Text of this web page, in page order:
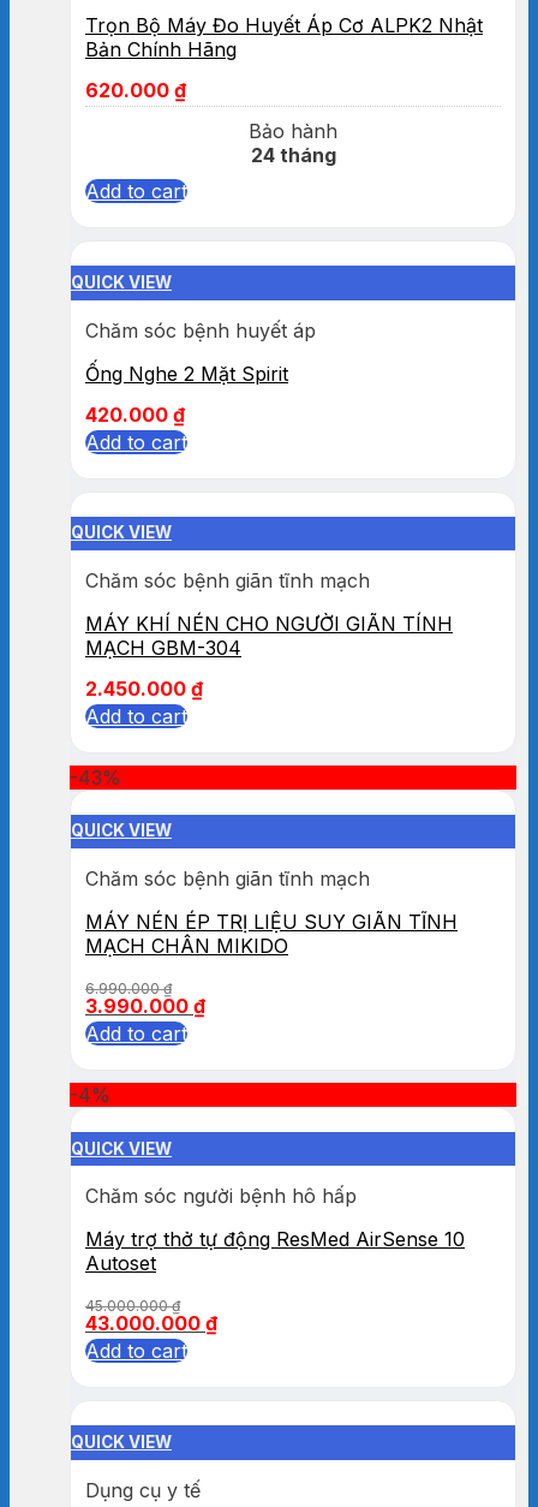
Trọn Bộ Máy Đo Huyết Áp Cơ ALPK2 Nhật
Bản Chính Hãng
620.000 ₫
Bảo hành
24 tháng
Add to cart
QUICK VIEW
Chăm sóc bệnh huyết áp
Ống Nghe 2 Mặt Spirit
420.000 ₫
Add to cart
QUICK VIEW
Chăm sóc bệnh giãn tĩnh mạch
MÁY KHÍ NÉN CHO NGƯỜI GIÃN TÍNH
MẠCH GBM-304
2.450.000 ₫
Add to cart
-43%
QUICK VIEW
Chăm sóc bệnh giãn tĩnh mạch
MÁY NÉN ÉP TRỊ LIỆU SUY GIÃN TĨNH
MẠCH CHÂN MIKIDO
6.990.000₫
3.990.000 ₫
Add to cart
-4%
QUICK VIEW
Chăm sóc người bệnh hô hấp
Máy trợ thở tự động ResMed AirSense 10
Autoset
45.000.000₫
43.000.000 ₫
Add to cart
QUICK VIEW
Dụng cụ y tế